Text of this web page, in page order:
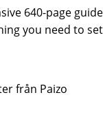
640-page
you need to
från Paizo